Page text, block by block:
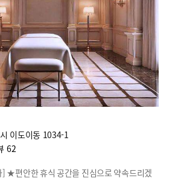
이도이동 1034-1
62
★편안한 휴식 공간을 진심으로 약속드리겠